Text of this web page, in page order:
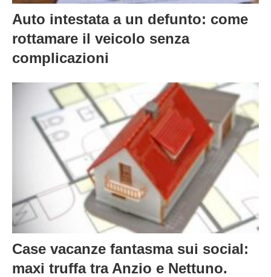
Auto intestata a un defunto: come
rottamare il veicolo senza
complicazioni
Case vacanze fantasma sui social:
maxi truffa tra Anzio e Nettuno.